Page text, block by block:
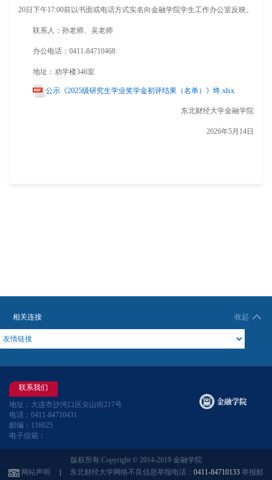
20日下午17:00前以书面或电话方式实名向金融学院学生工作办公室反映。
联系人：孙老师、吴老师
办公电话：0411-84710468
地址：劝学楼346室
公示《2025级研究生学业奖学金初评结果（名单）》终.xlsx
东北财经大学金融学院
2026年5月14日
相关连接 收起
联系我们
地址：大连市沙河口区尖山街217号
电话：0411-84710431
邮编：116025
电子信箱：
版权所有:Copyright © 2014-2019 金融学院
网站声明
东北财经大学网络不良信息举报电话： 0411-84710133 举报邮